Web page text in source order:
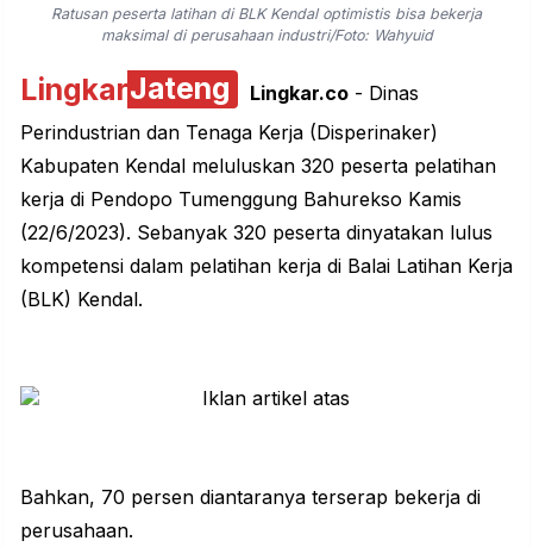
Ratusan peserta latihan di BLK Kendal optimistis bisa bekerja
maksimal di perusahaan industri/Foto: Wahyuid
LingkarJateng Lingkar.co - Dinas
Perindustrian dan Tenaga Kerja (Disperinaker)
Kabupaten Kendal meluluskan 320 peserta pelatihan
kerja di Pendopo Tumenggung Bahurekso Kamis
(22/6/2023). Sebanyak 320 peserta dinyatakan lulus
kompetensi dalam pelatihan kerja di Balai Latihan Kerja
(BLK) Kendal.
Bahkan, 70 persen diantaranya terserap bekerja di
perusahaan.